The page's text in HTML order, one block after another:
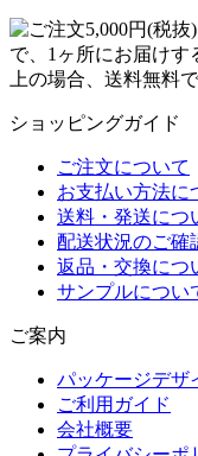
で、1ヶ所にお届けす
上の場合、送料無料
ショッピングガイド
ご注文について
お支払い方法に
送料・発送につ
配送状況のご確
返品・交換につ
サンプルについ
ご案内
パッケージデザ
ご利用ガイド
会社概要